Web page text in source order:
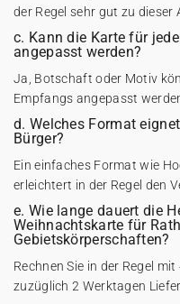
der Regel sehr gut zu dieser
c. Kann die Karte für
angepasst werden?
Ja, Botschaft oder Motiv
Empfangs angepasst
d. Welches Format
Bürger?
Ein einfaches Format wie
erleichtert in der Regel den
e. Wie lange dauert die
Weihnachtskarte für
Gebietskörperschaften?
Rechnen Sie in der Regel
zuzüglich 2 Werktagen